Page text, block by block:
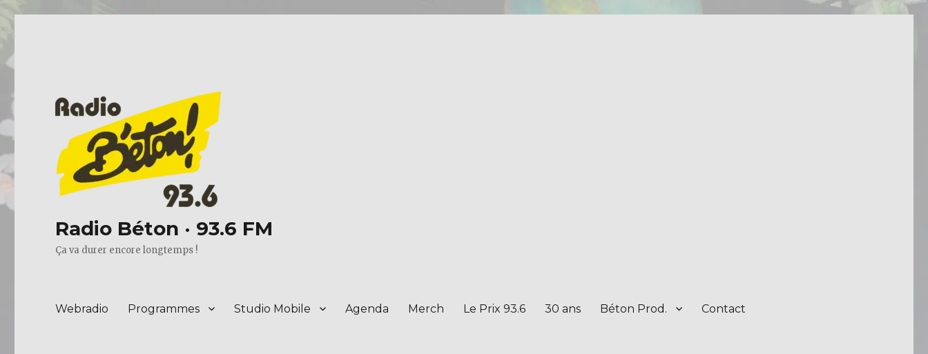
Radio Béton · 93.6 FM
Ça va durer encore longtemps !
Webradio Programmes Studio Mobile Agenda Merch Le Prix 93.6 30 ans Béton Prod. Contact